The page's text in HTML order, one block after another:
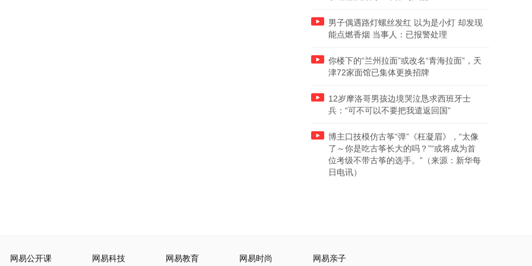
男子偶遇路灯螺丝发红 以为是小灯 却发现
能点燃香烟 当事人：已报警处理
你楼下的“兰州拉面”或改名“青海拉面”，天
津72家面馆已集体更换招牌
12岁摩洛哥男孩边境哭泣恳求西班牙士
兵：“可不可以不要把我遣返回国”
博主口技模仿古筝“弹”《枉凝眉》，“太像
了～你是吃古筝长大的吗？”“或将成为首
位考级不带古筝的选手。”（来源：新华每
日电讯）
网易公开课 网易科技 网易教育 网易时尚 网易亲子